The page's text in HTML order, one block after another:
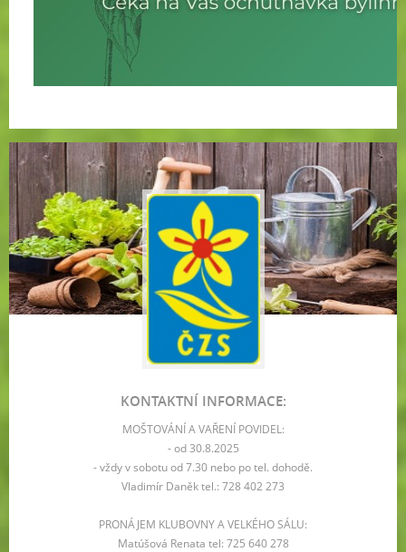
KONTAKTNÍ INFORMACE:
MOŠTOVÁNÍ A VAŘENÍ POVIDEL:
- od 30.8.2025
- vždy v sobotu od 7.30 nebo po tel. dohodě.
Vladimír Daněk tel.: 728 402 273
PRONÁJEM KLUBOVNY A VELKÉHO SÁLU:
Matúšová Renata tel: 725 640 278